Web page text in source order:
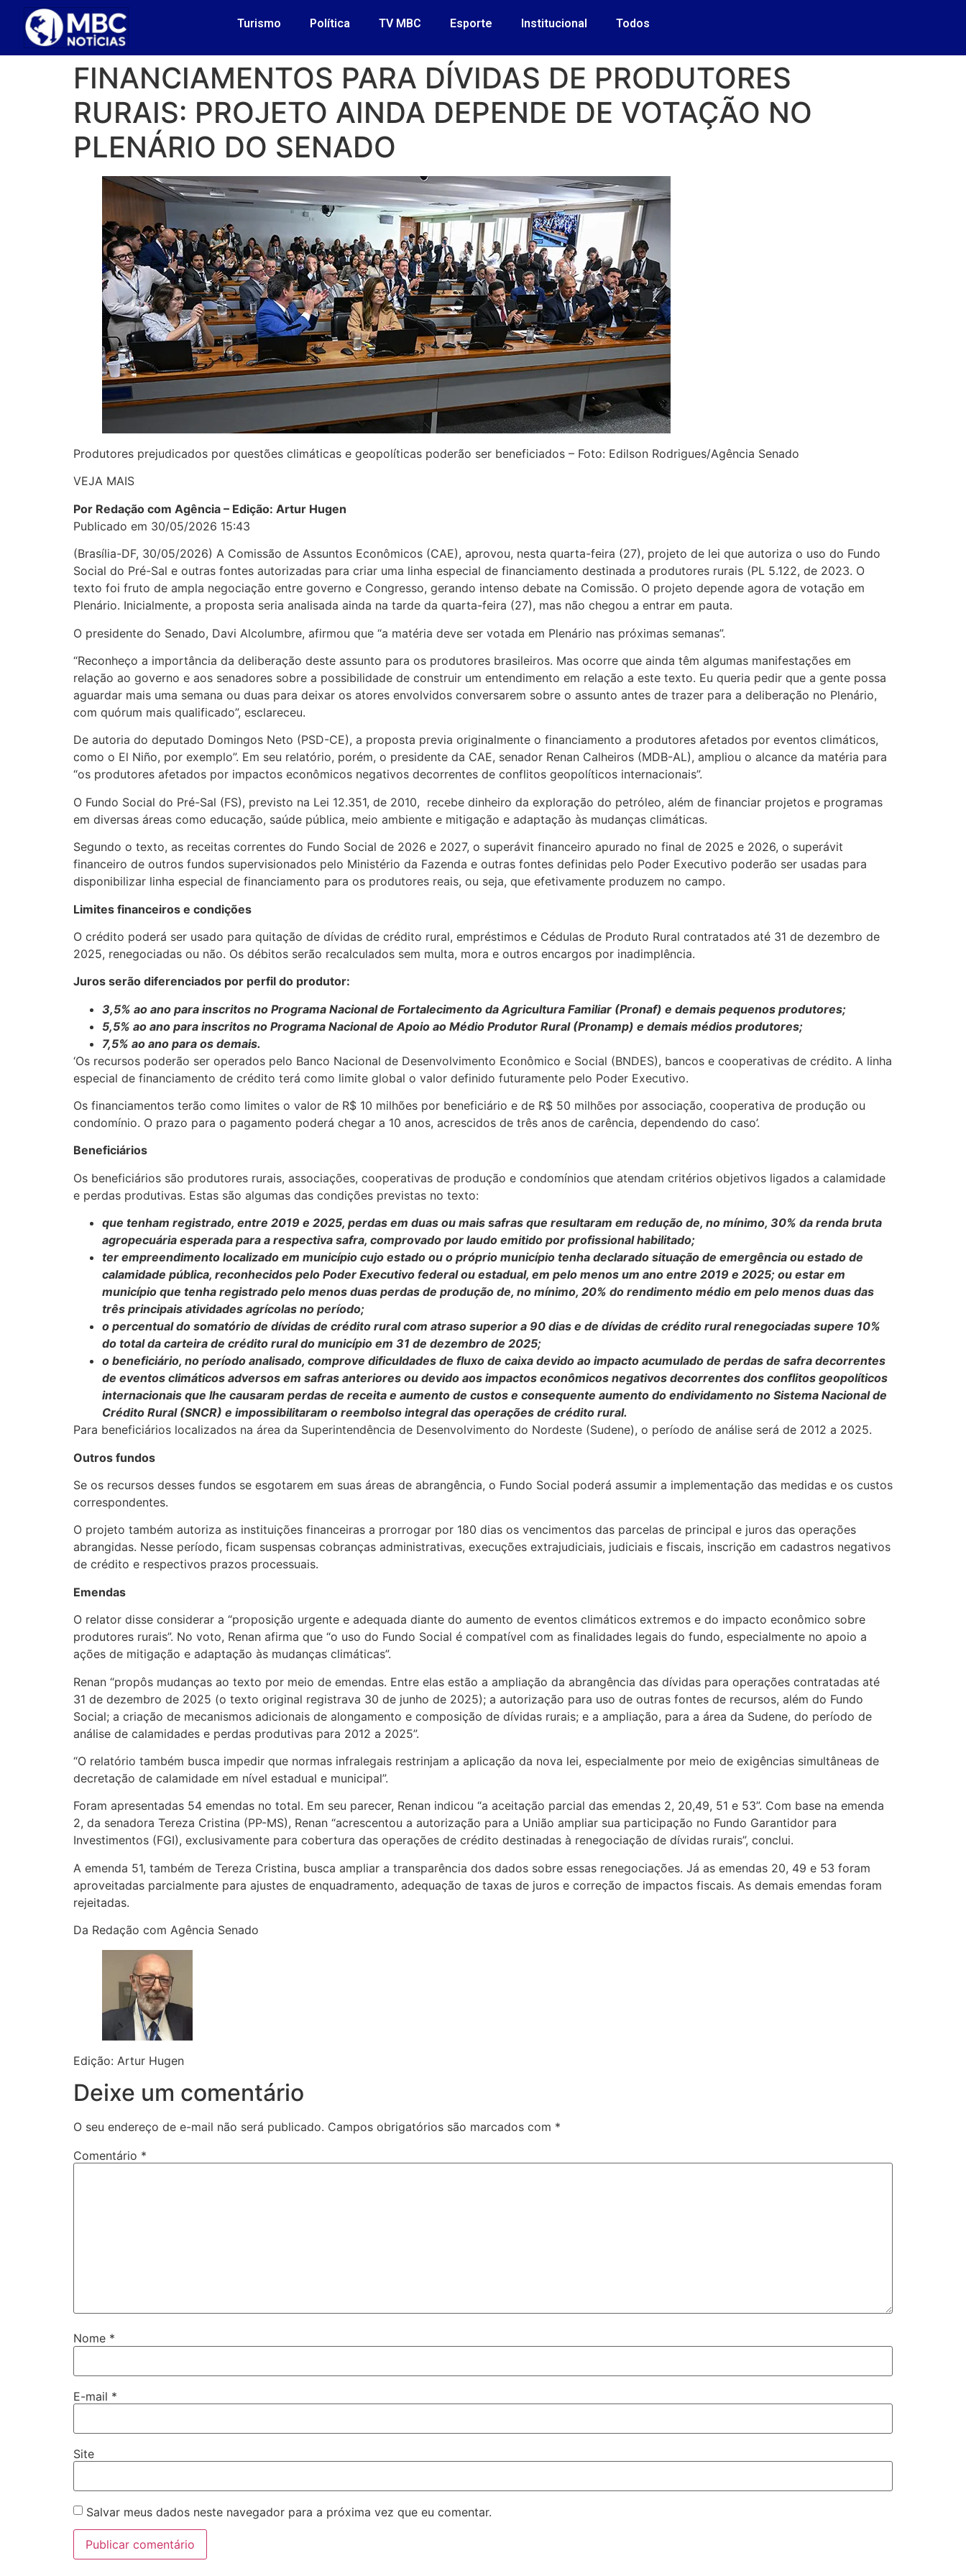
Turismo Política TV MBC Esporte Institucional Todos
FINANCIAMENTOS PARA DÍVIDAS DE PRODUTORES
RURAIS: PROJETO AINDA DEPENDE DE VOTAÇÃO NO
PLENÁRIO DO SENADO
Produtores prejudicados por questões climáticas e geopolíticas poderão ser beneficiados – Foto: Edilson Rodrigues/Agência Senado
VEJA MAIS
Por Redação com Agência – Edição: Artur Hugen
Publicado em 30/05/2026 15:43
(Brasília-DF, 30/05/2026) A Comissão de Assuntos Econômicos (CAE), aprovou, nesta quarta-feira (27), projeto de lei que autoriza o uso do Fundo
Social do Pré-Sal e outras fontes autorizadas para criar uma linha especial de financiamento destinada a produtores rurais (PL 5.122, de 2023. O
texto foi fruto de ampla negociação entre governo e Congresso, gerando intenso debate na Comissão. O projeto depende agora de votação em
Plenário. Inicialmente, a proposta seria analisada ainda na tarde da quarta-feira (27), mas não chegou a entrar em pauta.
O presidente do Senado, Davi Alcolumbre, afirmou que “a matéria deve ser votada em Plenário nas próximas semanas”.
“Reconheço a importância da deliberação deste assunto para os produtores brasileiros. Mas ocorre que ainda têm algumas manifestações em
relação ao governo e aos senadores sobre a possibilidade de construir um entendimento em relação a este texto. Eu queria pedir que a gente possa
aguardar mais uma semana ou duas para deixar os atores envolvidos conversarem sobre o assunto antes de trazer para a deliberação no Plenário,
com quórum mais qualificado”, esclareceu.
De autoria do deputado Domingos Neto (PSD-CE), a proposta previa originalmente o financiamento a produtores afetados por eventos climáticos,
como o El Niño, por exemplo”. Em seu relatório, porém, o presidente da CAE, senador Renan Calheiros (MDB-AL), ampliou o alcance da matéria para
“os produtores afetados por impactos econômicos negativos decorrentes de conflitos geopolíticos internacionais”.
O Fundo Social do Pré-Sal (FS), previsto na Lei 12.351, de 2010, recebe dinheiro da exploração do petróleo, além de financiar projetos e programas
em diversas áreas como educação, saúde pública, meio ambiente e mitigação e adaptação às mudanças climáticas.
Segundo o texto, as receitas correntes do Fundo Social de 2026 e 2027, o superávit financeiro apurado no final de 2025 e 2026, o superávit
financeiro de outros fundos supervisionados pelo Ministério da Fazenda e outras fontes definidas pelo Poder Executivo poderão ser usadas para
disponibilizar linha especial de financiamento para os produtores reais, ou seja, que efetivamente produzem no campo.
Limites financeiros e condições
O crédito poderá ser usado para quitação de dívidas de crédito rural, empréstimos e Cédulas de Produto Rural contratados até 31 de dezembro de
2025, renegociadas ou não. Os débitos serão recalculados sem multa, mora e outros encargos por inadimplência.
Juros serão diferenciados por perfil do produtor:
3,5% ao ano para inscritos no Programa Nacional de Fortalecimento da Agricultura Familiar (Pronaf) e demais pequenos produtores;
5,5% ao ano para inscritos no Programa Nacional de Apoio ao Médio Produtor Rural (Pronamp) e demais médios produtores;
7,5% ao ano para os demais.
‘Os recursos poderão ser operados pelo Banco Nacional de Desenvolvimento Econômico e Social (BNDES), bancos e cooperativas de crédito. A linha
especial de financiamento de crédito terá como limite global o valor definido futuramente pelo Poder Executivo.
Os financiamentos terão como limites o valor de R$ 10 milhões por beneficiário e de R$ 50 milhões por associação, cooperativa de produção ou
condomínio. O prazo para o pagamento poderá chegar a 10 anos, acrescidos de três anos de carência, dependendo do caso’.
Beneficiários
Os beneficiários são produtores rurais, associações, cooperativas de produção e condomínios que atendam critérios objetivos ligados a calamidade
e perdas produtivas. Estas são algumas das condições previstas no texto:
que tenham registrado, entre 2019 e 2025, perdas em duas ou mais safras que resultaram em redução de, no mínimo, 30% da renda bruta
agropecuária esperada para a respectiva safra, comprovado por laudo emitido por profissional habilitado;
ter empreendimento localizado em município cujo estado ou o próprio município tenha declarado situação de emergência ou estado de
calamidade pública, reconhecidos pelo Poder Executivo federal ou estadual, em pelo menos um ano entre 2019 e 2025; ou estar em
município que tenha registrado pelo menos duas perdas de produção de, no mínimo, 20% do rendimento médio em pelo menos duas das
três principais atividades agrícolas no período;
o percentual do somatório de dívidas de crédito rural com atraso superior a 90 dias e de dívidas de crédito rural renegociadas supere 10%
do total da carteira de crédito rural do município em 31 de dezembro de 2025;
o beneficiário, no período analisado, comprove dificuldades de fluxo de caixa devido ao impacto acumulado de perdas de safra decorrentes
de eventos climáticos adversos em safras anteriores ou devido aos impactos econômicos negativos decorrentes dos conflitos geopolíticos
internacionais que lhe causaram perdas de receita e aumento de custos e consequente aumento do endividamento no Sistema Nacional de
Crédito Rural (SNCR) e impossibilitaram o reembolso integral das operações de crédito rural.
Para beneficiários localizados na área da Superintendência de Desenvolvimento do Nordeste (Sudene), o período de análise será de 2012 a 2025.
Outros fundos
Se os recursos desses fundos se esgotarem em suas áreas de abrangência, o Fundo Social poderá assumir a implementação das medidas e os custos
correspondentes.
O projeto também autoriza as instituições financeiras a prorrogar por 180 dias os vencimentos das parcelas de principal e juros das operações
abrangidas. Nesse período, ficam suspensas cobranças administrativas, execuções extrajudiciais, judiciais e fiscais, inscrição em cadastros negativos
de crédito e respectivos prazos processuais.
Emendas
O relator disse considerar a “proposição urgente e adequada diante do aumento de eventos climáticos extremos e do impacto econômico sobre
produtores rurais”. No voto, Renan afirma que “o uso do Fundo Social é compatível com as finalidades legais do fundo, especialmente no apoio a
ações de mitigação e adaptação às mudanças climáticas”.
Renan “propôs mudanças ao texto por meio de emendas. Entre elas estão a ampliação da abrangência das dívidas para operações contratadas até
31 de dezembro de 2025 (o texto original registrava 30 de junho de 2025); a autorização para uso de outras fontes de recursos, além do Fundo
Social; a criação de mecanismos adicionais de alongamento e composição de dívidas rurais; e a ampliação, para a área da Sudene, do período de
análise de calamidades e perdas produtivas para 2012 a 2025”.
“O relatório também busca impedir que normas infralegais restrinjam a aplicação da nova lei, especialmente por meio de exigências simultâneas de
decretação de calamidade em nível estadual e municipal”.
Foram apresentadas 54 emendas no total. Em seu parecer, Renan indicou “a aceitação parcial das emendas 2, 20,49, 51 e 53”. Com base na emenda
2, da senadora Tereza Cristina (PP-MS), Renan “acrescentou a autorização para a União ampliar sua participação no Fundo Garantidor para
Investimentos (FGI), exclusivamente para cobertura das operações de crédito destinadas à renegociação de dívidas rurais”, conclui.
A emenda 51, também de Tereza Cristina, busca ampliar a transparência dos dados sobre essas renegociações. Já as emendas 20, 49 e 53 foram
aproveitadas parcialmente para ajustes de enquadramento, adequação de taxas de juros e correção de impactos fiscais. As demais emendas foram
rejeitadas.
Da Redação com Agência Senado
Edição: Artur Hugen
Deixe um comentário
O seu endereço de e-mail não será publicado. Campos obrigatórios são marcados com *
Comentário *
Nome *
E-mail *
Site
Salvar meus dados neste navegador para a próxima vez que eu comentar.